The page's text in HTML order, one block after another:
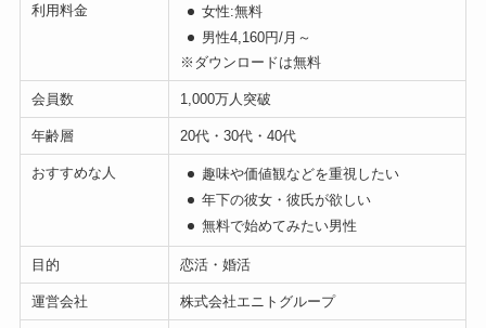
利用料金
女性:無料
男性4,160円/月～
※ダウンロードは無料
会員数 1,000万人突破
年齢層 20代・30代・40代
おすすめな人
趣味や価値観などを重視したい
年下の彼女・彼氏が欲しい
無料で始めてみたい男性
目的 恋活・婚活
運営会社 株式会社エニトグループ